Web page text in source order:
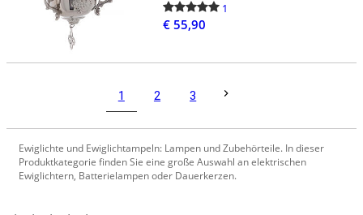
1
€ 55,90
1 2 3
Ewiglichte und Ewiglichtampeln: Lampen und Zubehörteile. In dieser
Produktkategorie finden Sie eine große Auswahl an elektrischen
Ewiglichtern, Batterielampen oder Dauerkerzen.